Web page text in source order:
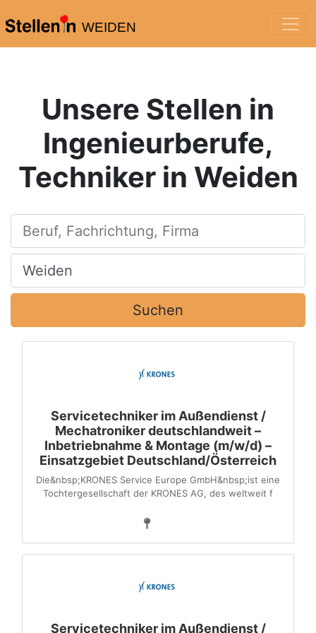
WEIDEN
Unsere Stellen in
Ingenieurberufe,
Techniker in Weiden
Beruf, Fachrichtung, Firma
Ort, Stadt
Suchen
Servicetechniker im Außendienst /
Mechatroniker deutschlandweit –
Inbetriebnahme & Montage (m/w/d) –
Einsatzgebiet Deutschland/Österreich
Die&nbsp;KRONES Service Europe GmbH&nbsp;ist eine
Tochter­gesellschaft der KRONES AG, des weltweit f
Servicetechniker im Außendienst /